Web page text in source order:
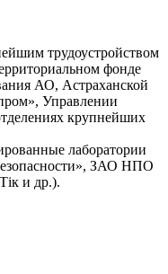
трудоустройством
фонде
АО, Астраханской
Управлении
крупнейших
лаборатории
ЗАО НПО
и др.).